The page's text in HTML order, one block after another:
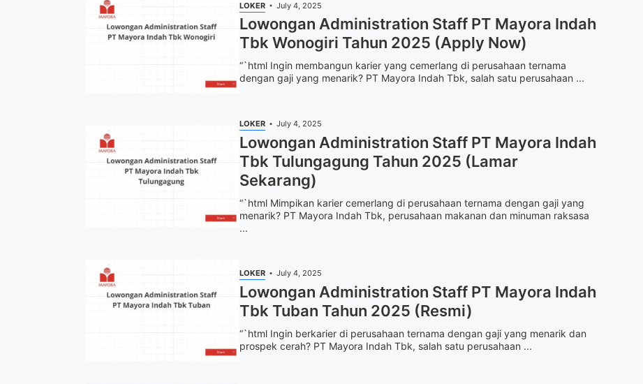
LOKER July 4, 2025
Lowongan Administration Staff PT Mayora Indah
Tbk Wonogiri Tahun 2025 (Apply Now)
“`html Ingin membangun karier yang cemerlang di perusahaan ternama
dengan gaji yang menarik? PT Mayora Indah Tbk, salah satu perusahaan ...
LOKER July 4, 2025
Lowongan Administration Staff PT Mayora Indah
Tbk Tulungagung Tahun 2025 (Lamar
Sekarang)
“`html Mimpikan karier cemerlang di perusahaan ternama dengan gaji yang
menarik? PT Mayora Indah Tbk, perusahaan makanan dan minuman raksasa
...
LOKER July 4, 2025
Lowongan Administration Staff PT Mayora Indah
Tbk Tuban Tahun 2025 (Resmi)
“`html Ingin berkarier di perusahaan ternama dengan gaji yang menarik dan
prospek cerah? PT Mayora Indah Tbk, salah satu perusahaan ...